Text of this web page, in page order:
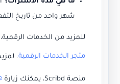
شهر واحد من تاريخ
للمزيد من الخدمات الرقمية،
متجر الخدمات الرقمية.
منصة Scribd، يمكنك زيارة